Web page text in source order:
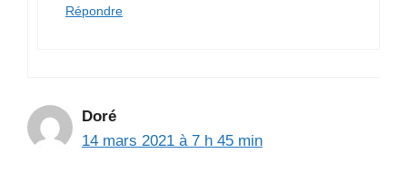
Répondre
Doré
14 mars 2021 à 7 h 45 min